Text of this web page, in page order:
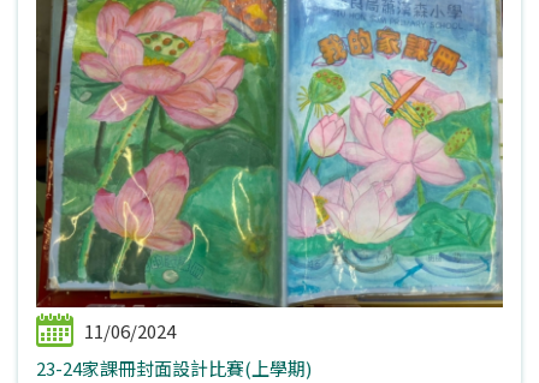
11/06/2024
23-24家課冊封面設計比賽(上學期)